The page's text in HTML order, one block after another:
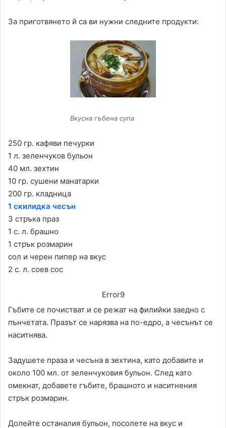
За приготвянето й са ви нужни следните продукти:
Вкусна гъбена супа
250 гр. кафяви печурки
1 л. зеленчуков бульон
40 мл. зехтин
10 гр. сушени манатарки
200 гр. кладница
1 скилидка чесън
3 стръка праз
1 с. л. брашно
1 стрък розмарин
сол и черен пипер на вкус
2 с. л. соев сос
Error9
Гъбите се почистват и се режат на филийки заедно с
пънчетата. Празът се нарязва на по-едро, а чесънът се
наситнява.
Задушете праза и чесъна в зехтина, като добавите и
около 100 мл. от зеленчуковия бульон. След като
омекнат, добавете гъбите, брашното и наситнения
стрък розмарин.
Долейте останалия бульон, посолете на вкус и